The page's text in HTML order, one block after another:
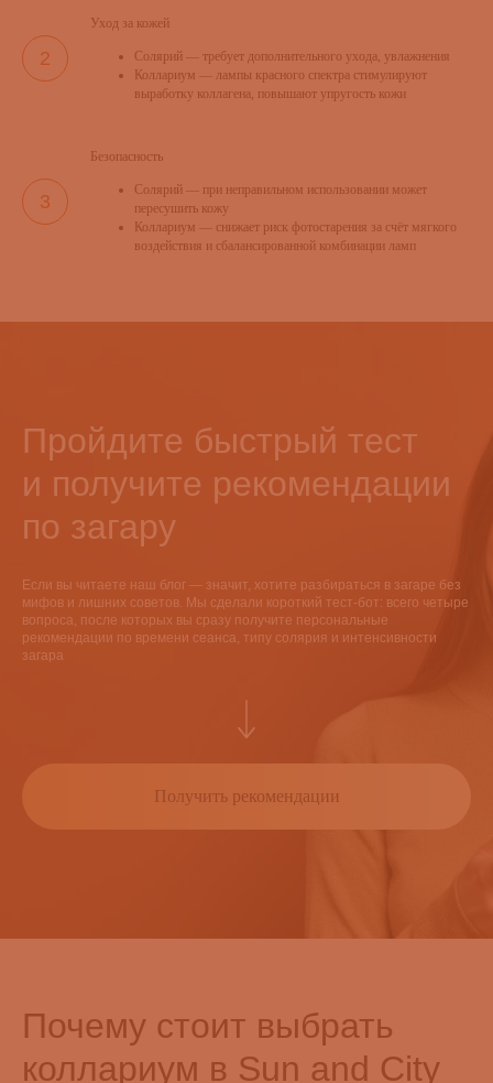
Уход за кожей
Солярий — требует дополнительного ухода, увлажнения
Коллариум — лампы красного спектра стимулируют
выработку коллагена, повышают упругость кожи
Безопасность
Солярий — при неправильном использовании может
пересушить кожу
Коллариум — снижает риск фотостарения за счёт мягкого
воздействия и сбалансированной комбинации ламп
Пройдите быстрый тест
и получите рекомендации
по загару
Если вы читаете наш блог — значит, хотите разбираться в загаре без
мифов и лишних советов. Мы сделали короткий тест-бот: всего четыре
вопроса, после которых вы сразу получите персональные
рекомендации по времени сеанса, типу солярия и интенсивности
загара
Получить рекомендации
Почему стоит выбрать
коллариум в Sun and City